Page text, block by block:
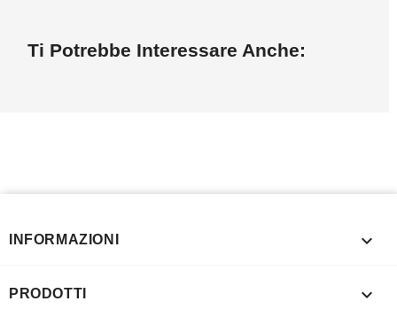
Ti Potrebbe Interessare Anche:
INFORMAZIONI 
PRODOTTI 